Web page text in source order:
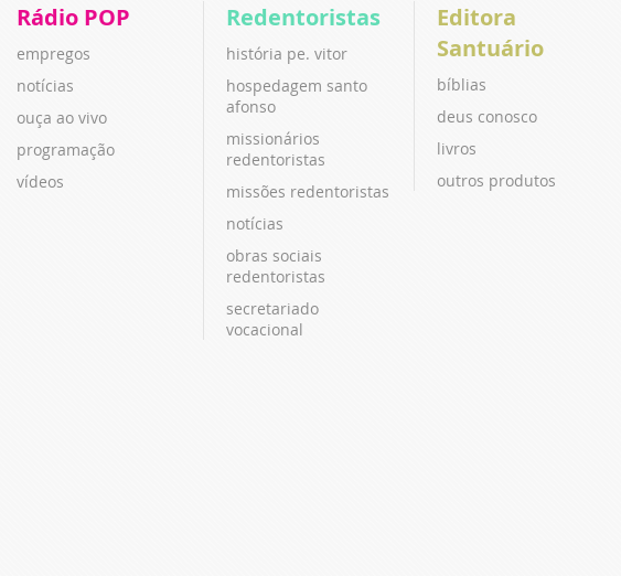
Rádio POP
empregos
notícias
ouça ao vivo
programação
vídeos
Redentoristas
história pe. vitor
hospedagem santo
afonso
missionários
redentoristas
missões redentoristas
notícias
obras sociais
redentoristas
secretariado
vocacional
Editora
Santuário
bíblias
deus conosco
livros
outros produtos